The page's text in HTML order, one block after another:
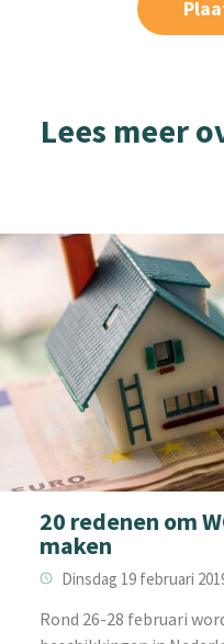
Lees meer
20 redenen om
maken
Dinsdag 19 februari
Rond 26-28 februari